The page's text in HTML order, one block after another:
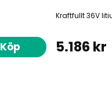
Köp
Kraftfullt 36V
5.186 kr